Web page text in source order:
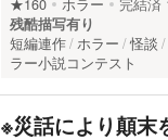
★160 ホラー 完結済
残酷描写有り
短編連作 ホラー 怪談
ラー小説コンテスト
※災話により顛末